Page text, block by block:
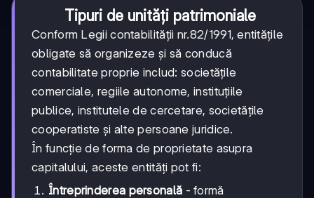
Tipuri de unități patrimoniale
Conform Legii contabilității nr.82/1991, entitățile
obligate să organizeze și să conducă
contabilitate proprie includ: societățile
comerciale, regiile autonome, instituțiile
publice, institutele de cercetare, societățile
cooperatiste și alte persoane juridice.
În funcție de forma de proprietate asupra
capitalului, aceste entități pot fi:
Întreprinderea personală - formă